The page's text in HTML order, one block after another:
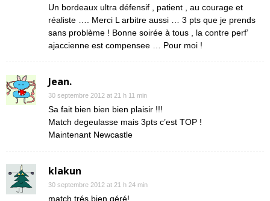
Un bordeaux ultra défensif , patient , au courage et
réaliste …. Merci L arbitre aussi … 3 pts que je prends
sans problème ! Bonne soirée à tous , la contre perf’
ajaccienne est compensee … Pour moi !
Jean.
30 septembre 2012 at 21 h 11 min
Sa fait bien bien bien plaisir !!!
Match degeulasse mais 3pts c’est TOP !
Maintenant Newcastle
klakun
30 septembre 2012 at 21 h 24 min
match trés bien géré!